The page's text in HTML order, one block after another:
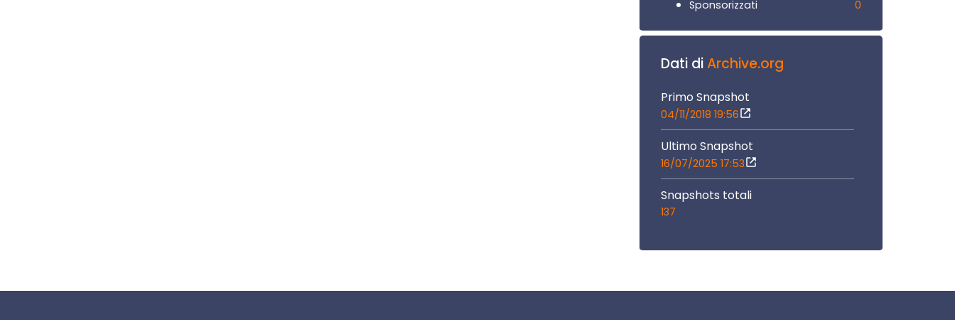
Sponsorizzati
0
Dati diArchive.org
Primo Snapshot
04/11/2018 19:56
Ultimo Snapshot
16/07/2025 17:53
Snapshots totali
137